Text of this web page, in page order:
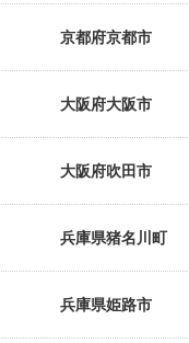
京都府京都市
大阪府大阪市
大阪府吹田市
兵庫県猪名川町
兵庫県姫路市